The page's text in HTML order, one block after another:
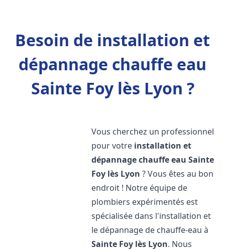
Besoin de installation et
dépannage chauffe eau
Sainte Foy lès Lyon ?
Vous cherchez un professionnel
pour votre installation et
dépannage chauffe eau Sainte
Foy lès Lyon ? Vous êtes au bon
endroit ! Notre équipe de
plombiers expérimentés est
spécialisée dans l'installation et
le dépannage de chauffe-eau à
Sainte Foy lès Lyon. Nous